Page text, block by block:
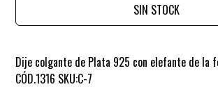
SIN STOCK
Dije colgante de Plata 925 con elefante de la
CÓD.1316 SKU:C-7